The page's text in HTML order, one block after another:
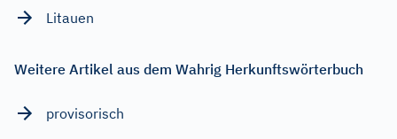
Litauen
Weitere Artikel aus dem Wahrig Herkunftswörterbuch
provisorisch